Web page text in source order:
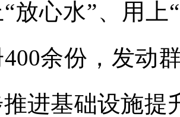
放心水”、用
余份，发动
推进基础设施提